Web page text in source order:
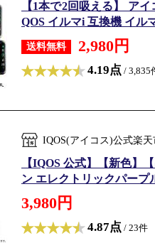
【1本で2回吸える】 ア
QOS イルマi 互換機 イル
送料無料 2,980円
4.19点 / 3,835
IQOS(アイコス)公式楽
【IQOS 公式】【新色】
ン エレクトリックパープ
3,980円
4.87点 / 23件